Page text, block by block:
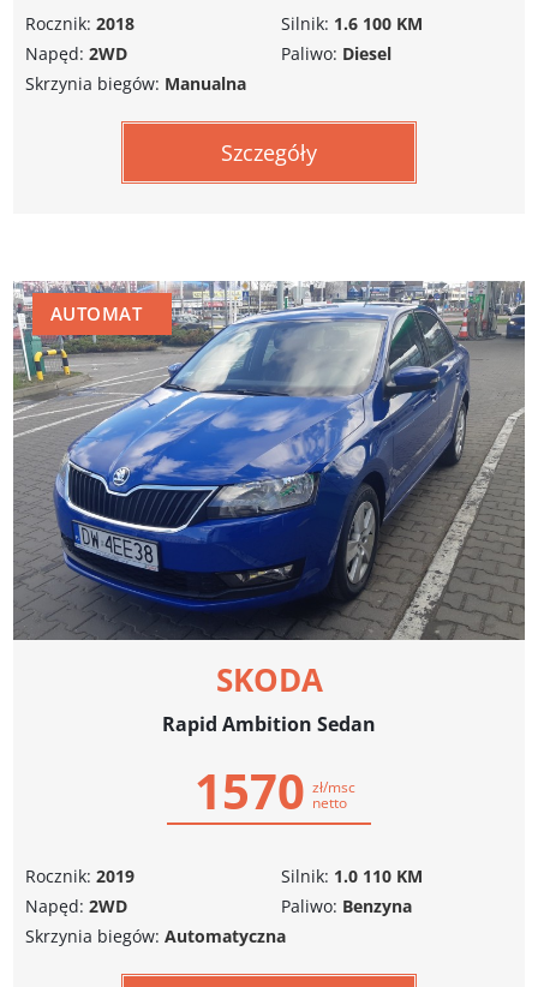
Rocznik: 2018
Napęd: 2WD
Silnik: 1.6 100 KM
Paliwo: Diesel
Skrzynia biegów: Manualna
Szczegóły
AUTOMAT
SKODA
Rapid Ambition Sedan
1570 zł/msc
netto
Rocznik: 2019
Napęd: 2WD
Silnik: 1.0 110 KM
Paliwo: Benzyna
Skrzynia biegów: Automatyczna